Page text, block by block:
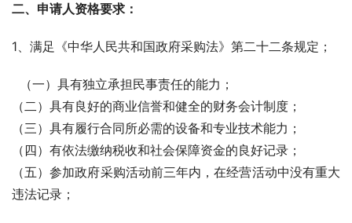
二、申请人资格要求：
1、满足《中华人民共和国政府采购法》第二十二条规定；
（一）具有独立承担民事责任的能力；
（二）具有良好的商业信誉和健全的财务会计制度；
（三）具有履行合同所必需的设备和专业技术能力；
（四）有依法缴纳税收和社会保障资金的良好记录；
（五）参加政府采购活动前三年内，在经营活动中没有重大
违法记录；